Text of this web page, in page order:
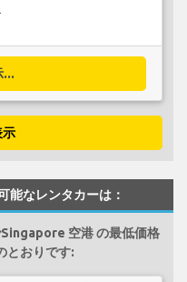
...
示
なレンタカーは：
空港 の最低価格
とおりです: